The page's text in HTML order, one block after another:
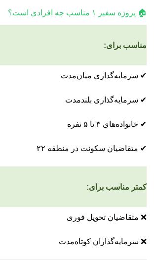
🏠 پروژه سفیر ۱ مناسب چه افرادی است؟
مناسب برای:
✔ سرمایه‌گذاری میان‌مدت
✔ سرمایه‌گذاری بلندمدت
✔ خانواده‌های ۳ تا ۵ نفره
✔ متقاضیان سکونت در منطقه ۲۲
کمتر مناسب برای:
❌ متقاضیان تحویل فوری
❌ سرمایه‌گذاران کوتاه‌مدت